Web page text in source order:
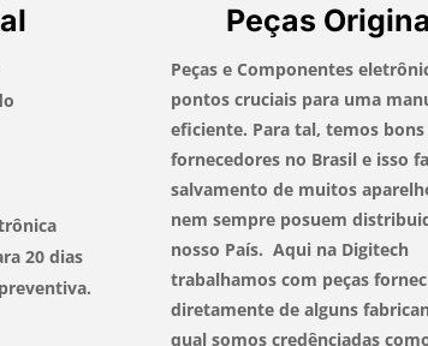
20 dias
Peças
Peças e Componentes
pontos cruciais para uma
eficiente. Para tal, temos bons
fornecedores no Brasil e isso
salvamento de muitos
nem sempre posuem
nosso País. Aqui na Digitech
trabalhamos com peças
diretamente de alguns
qual somos credênciadas